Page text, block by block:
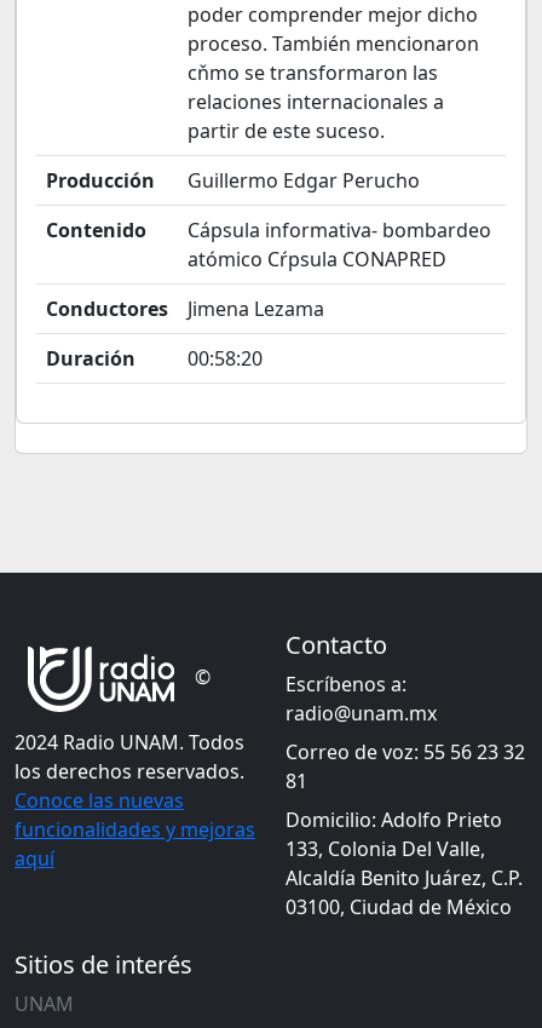
poder comprender mejor dicho
proceso. También mencionaron
cňmo se transformaron las
relaciones internacionales a
partir de este suceso.
Producción
Guillermo Edgar Perucho
Contenido
Cápsula informativa- bombardeo
atómico Cŕpsula CONAPRED
Conductores
Jimena Lezama
Duración
00:58:20
©
2024 Radio UNAM. Todos
los derechos reservados.
Conoce las nuevas
funcionalidades y mejoras
aquí
Contacto
Escríbenos a:
radio@unam.mx
Correo de voz: 55 56 23 32
81
Domicilio: Adolfo Prieto
133, Colonia Del Valle,
Alcaldía Benito Juárez, C.P.
03100, Ciudad de México
Sitios de interés
UNAM